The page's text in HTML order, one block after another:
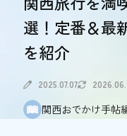
食べる
食べる
体験す
選！定番＆最
を紹介
2025.07.07
関西おでかけ手帖